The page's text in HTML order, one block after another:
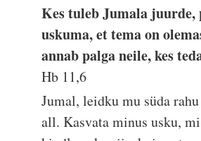
Kes tuleb Jumala juurde,
uskuma, et tema on
annab palga neile, kes
Hb 11,6
Jumal, leidku mu süda
all. Kasvata minus usku,